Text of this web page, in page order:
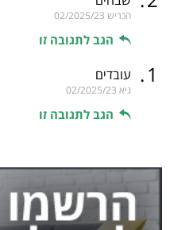
הכריש 02/2025/23
הגב לתגובה זו
1
. עובדים
גיא 02/2025/23
הגב לתגובה זו